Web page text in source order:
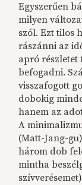
Egyszerűen
milyen
szól. Ezt tilos
rászánni az
apró részletet
befogadni.
visszafogott
dobokig
hanem az
A
(Matt-Jang-
három dob
mintha